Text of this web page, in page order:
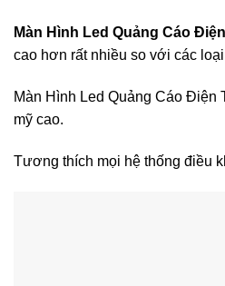
Màn Hình Led Quảng Cáo
cao hơn rất nhiều so với các
Màn Hình Led Quảng Cáo Điện
mỹ cao.
Tương thích mọi hệ thống điều